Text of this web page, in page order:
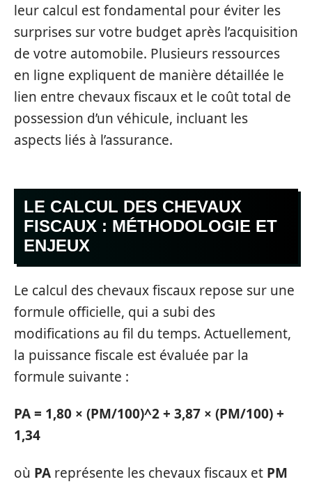
leur calcul est fondamental pour éviter les
surprises sur votre budget après l’acquisition
de votre automobile. Plusieurs ressources
en ligne expliquent de manière détaillée le
lien entre chevaux fiscaux et le coût total de
possession d’un véhicule, incluant les
aspects liés à l’assurance.
LE CALCUL DES CHEVAUX
FISCAUX : MÉTHODOLOGIE ET
ENJEUX
Le calcul des chevaux fiscaux repose sur une
formule officielle, qui a subi des
modifications au fil du temps. Actuellement,
la puissance fiscale est évaluée par la
formule suivante :
PA = 1,80 × (PM/100)^2 + 3,87 × (PM/100) +
1,34
où PA représente les chevaux fiscaux et PM